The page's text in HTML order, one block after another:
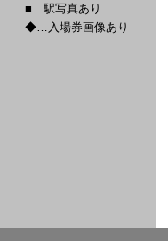
■…駅写真あり
◆…入場券画像あり